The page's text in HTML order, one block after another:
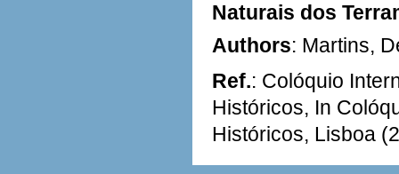
Naturais dos
Authors: Martins,
Ref.: Colóquio
Históricos, In
Históricos, Lisboa